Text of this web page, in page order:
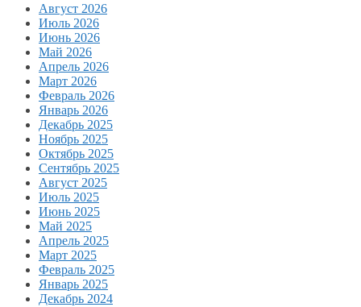
Август 2026
Июль 2026
Июнь 2026
Май 2026
Апрель 2026
Март 2026
Февраль 2026
Январь 2026
Декабрь 2025
Ноябрь 2025
Октябрь 2025
Сентябрь 2025
Август 2025
Июль 2025
Июнь 2025
Май 2025
Апрель 2025
Март 2025
Февраль 2025
Январь 2025
Декабрь 2024